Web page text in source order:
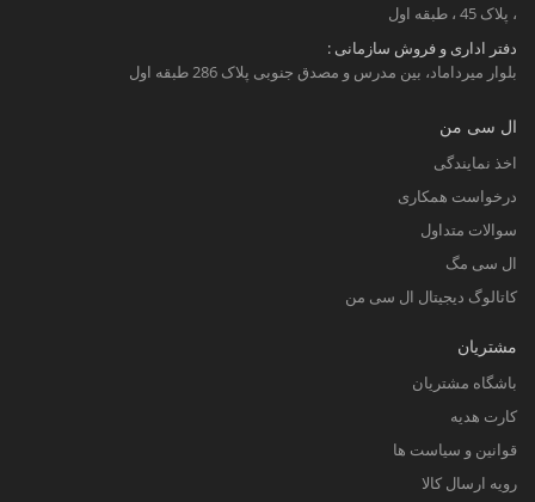
، پلاک 45 ، طبقه اول
دفتر اداری و فروش سازمانی :
بلوار میرداماد، بین مدرس و مصدق جنوبی پلاک 286 طبقه اول
ال سی من
اخذ نمایندگی
درخواست همکاری
سوالات متداول
ال سی مگ
کاتالوگ دیجیتال ال سی من
مشتریان
باشگاه مشتریان
کارت هدیه
قوانین و سیاست ها
رویه ارسال کالا